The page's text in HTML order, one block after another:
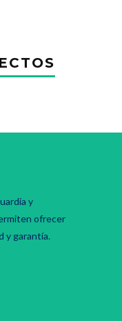
y
ofrecer
y garantía.